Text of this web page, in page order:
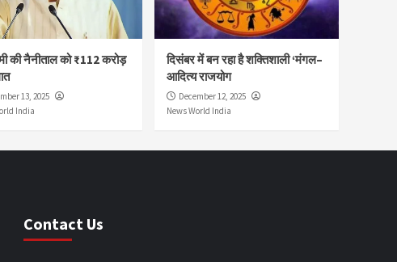
की नैनीताल को ₹112 करोड़
13, 2025
India
दिसंबर में बन रहा है शक्तिशाली ‘मंगल–
आदित्य राजयोग
December 12, 2025
News World India
Contact Us